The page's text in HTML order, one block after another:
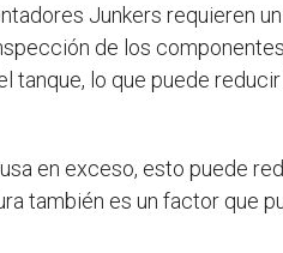
Junkers requieren
de los
tanque, lo que puede
en exceso, esto puede
también es un factor que